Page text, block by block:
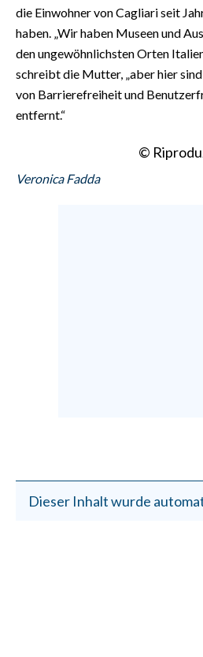
die Einwohner von Cagliari seit
haben. „Wir haben Museen und
den ungewöhnlichsten Orten
schreibt die Mutter, „aber hier
von Barrierefreiheit und
entfernt.“
©
Veronica Fadda
Dieser Inhalt wurde